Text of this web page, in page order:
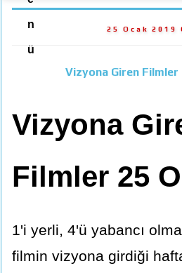
n
ü
25 Ocak 2019
Vizyona Giren Filmler
Vizyona
Filmler 25
1'i yerli, 4'ü yabancı
filmin vizyona girdiği